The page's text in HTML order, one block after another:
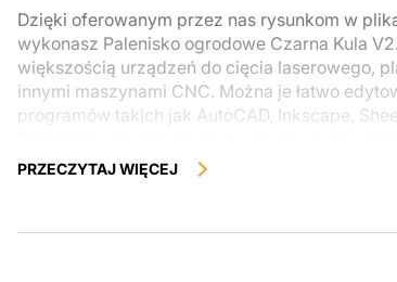
Dzięki oferowanym przez nas rysunkom w
wykonasz Palenisko ogrodowe Czarna Kula
większością urządzeń do cięcia laserowego,
innymi maszynami CNC. Można je łatwo
programów takich jak AutoCAD, Inkscape,
zostały zaprojektowane z myślą o
PRZECZYTAJ WIĘCEJ